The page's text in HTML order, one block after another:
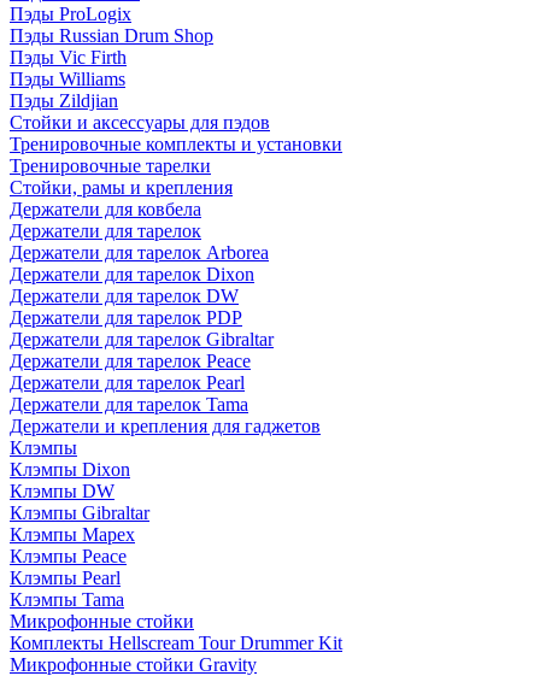
Пэды ProLogix
Пэды Russian Drum Shop
Пэды Vic Firth
Пэды Williams
Пэды Zildjian
Стойки и аксессуары для пэдов
Тренировочные комплекты и установки
Тренировочные тарелки
Стойки, рамы и крепления
Держатели для ковбела
Держатели для тарелок
Держатели для тарелок Arborea
Держатели для тарелок Dixon
Держатели для тарелок DW
Держатели для тарелок PDP
Держатели для тарелок Gibraltar
Держатели для тарелок Peace
Держатели для тарелок Pearl
Держатели для тарелок Tama
Держатели и крепления для гаджетов
Клэмпы
Клэмпы Dixon
Клэмпы DW
Клэмпы Gibraltar
Клэмпы Mapex
Клэмпы Peace
Клэмпы Pearl
Клэмпы Tama
Микрофонные стойки
Комплекты Hellscream Tour Drummer Kit
Микрофонные стойки Gravity